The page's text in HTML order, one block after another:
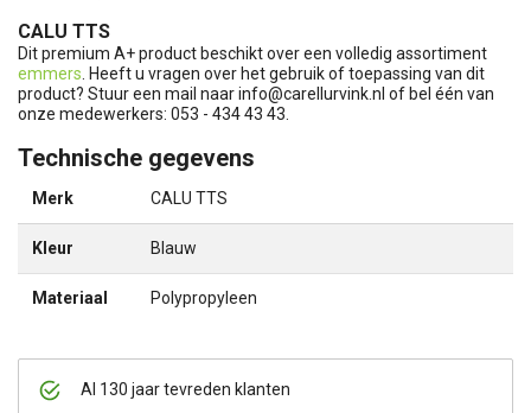
Al 130 jaar tevreden klanten
CALU TTS
Dit premium A+ product beschikt over een volledig assortiment
emmers . Heeft u vragen over het gebruik of toepassing van dit
product? Stuur een mail naarinfo@carellurvink.nl of bel één van
onze medewerkers: 053 - 434 43 43.
Technische gegevens
Merk CALU TTS
Kleur Blauw
Materiaal Polypropyleen